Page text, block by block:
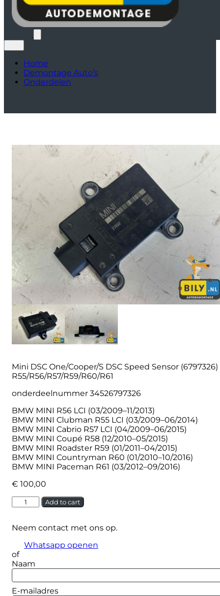
Home
Demontage Auto’s
Onderdelen
Mini DSC One/Cooper/S DSC Speed Sensor (6797326)
R55/R56/R57/R59/R60/R61
onderdeelnummer 34526797326
BMW MINI R56 LCI (03/2009–11/2013)
BMW MINI Clubman R55 LCI (03/2009–06/2014)
BMW MINI Cabrio R57 LCI (04/2009–06/2015)
BMW MINI Coupé R58 (12/2010–05/2015)
BMW MINI Roadster R59 (01/2011–04/2015)
BMW MINI Countryman R60 (01/2010–10/2016)
BMW MINI Paceman R61 (03/2012–09/2016)
€ 100,00
Mini
DSC
DSC
Sensor
(6797326)
R55/R56/R57/R59/R60/R61
Add to cart
Neem contact met ons op.
Whatsapp openen
of
Naam
E-mailadres